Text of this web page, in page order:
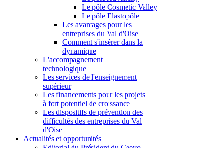
Le pôle Cosmetic Valley
Le pôle Elastopôle
Les avantages pour les
entreprises du Val d'Oise
Comment s'insérer dans la
dynamique
L'accompagnement
technologique
Les services de l'enseignement
supérieur
Les financements pour les projets
à fort potentiel de croissance
Les dispositifs de prévention des
difficultés des entreprises du Val
d'Oise
Actualités et opportunités